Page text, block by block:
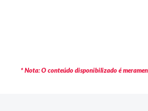
* Nota: O conteúdo disponibilizado é